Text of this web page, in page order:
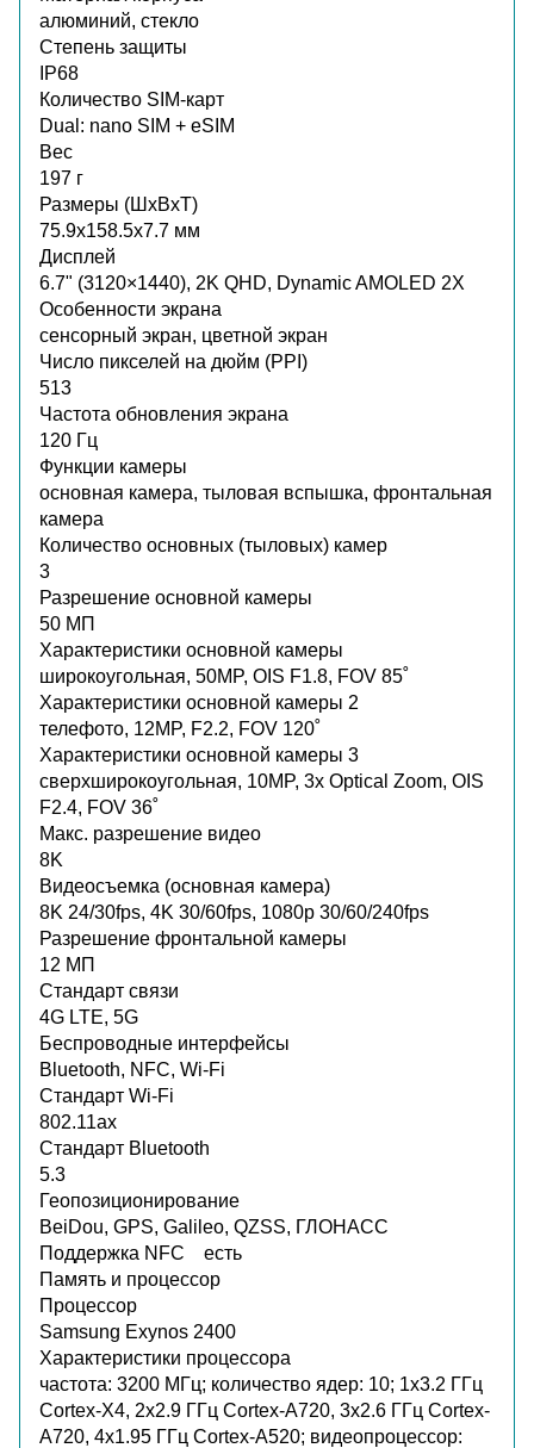
алюминий, стекло
Степень защиты
IP68
Количество SIM-карт
Dual: nano SIM + eSIM
Вес
197 г
Размеры (ШxВxТ)
75.9x158.5x7.7 мм
Дисплей
6.7" (3120×1440), 2K QHD, Dynamic AMOLED 2X
Особенности экрана
сенсорный экран, цветной экран
Число пикселей на дюйм (PPI)
513
Частота обновления экрана
120 Гц
Функции камеры
основная камера, тыловая вспышка, фронтальная
камера
Количество основных (тыловых) камер
3
Разрешение основной камеры
50 МП
Характеристики основной камеры
широкоугольная, 50MP, OIS F1.8, FOV 85˚
Характеристики основной камеры 2
телефото, 12MP, F2.2, FOV 120˚
Характеристики основной камеры 3
сверхширокоугольная, 10MP, 3x Optical Zoom, OIS
F2.4, FOV 36˚
Макс. разрешение видео
8K
Видеосъемка (основная камера)
8K 24/30fps, 4K 30/60fps, 1080p 30/60/240fps
Разрешение фронтальной камеры
12 МП
Стандарт связи
4G LTE, 5G
Беспроводные интерфейсы
Bluetooth, NFC, Wi-Fi
Стандарт Wi-Fi
802.11ax
Стандарт Bluetooth
5.3
Геопозиционирование
BeiDou, GPS, Galileo, QZSS, ГЛОНАСС
Поддержка NFC есть
Память и процессор
Процессор
Samsung Exynos 2400
Характеристики процессора
частота: 3200 МГц; количество ядер: 10; 1x3.2 ГГц
Cortex-X4, 2x2.9 ГГц Cortex-A720, 3x2.6 ГГц Cortex-
A720, 4x1.95 ГГц Cortex-A520; видеопроцессор: